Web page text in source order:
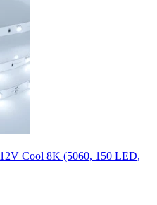
Cool 8K (5060, 150 LED,